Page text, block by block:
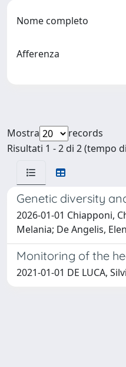
Nome completo
Afferenza
Mostra
records
Risultati 1 - 2 di 2 (tempo
Genetic diversity
2026-01-01 Chiapponi,
Melania; De Angelis,
Monitoring of the
2021-01-01 DE LUCA,